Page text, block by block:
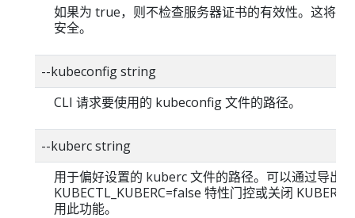
如果为 true，则不检查服务器证书的有效性。这将使
安全。
--kubeconfig string
CLI 请求要使用的 kubeconfig 文件的路径。
--kuberc string
用于偏好设置的 kuberc 文件的路径。可以通过导出
KUBECTL_KUBERC=false 特性门控或关闭
用此功能。